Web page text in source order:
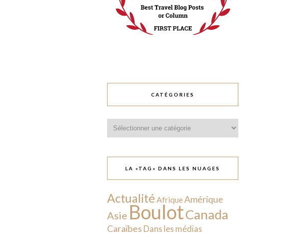
CATÉGORIES
LA «TAG» DANS LES NUAGES
Actualité AfriqueAmérique
Asie BoulotCanada
Caraïbes Dans les médias